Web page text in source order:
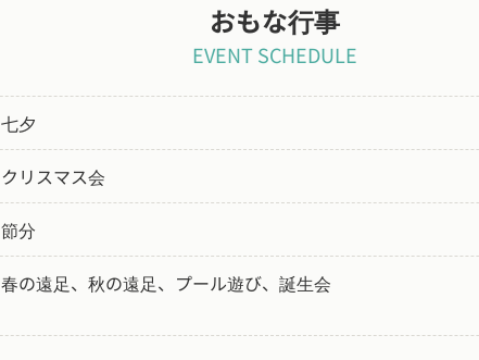
おもな行事
EVENT SCHEDULE
七夕
クリスマス会
節分
春の遠足、秋の遠足、プール遊び、誕生会